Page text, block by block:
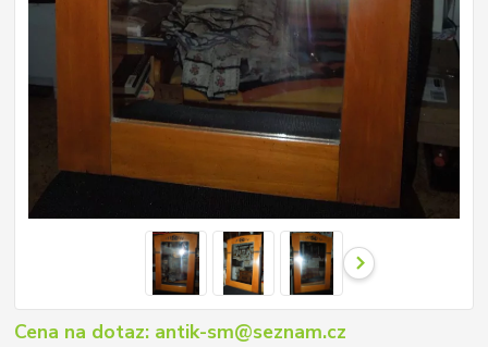
Cena na dotaz: antik-sm@seznam.cz